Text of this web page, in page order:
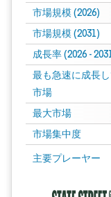
市場規模 (2026)
市場規模 (2031)
成長率 (2026 -
最も急速に成長
市場
最大市場
市場集中度
主要プレーヤー
画像 © Mordor